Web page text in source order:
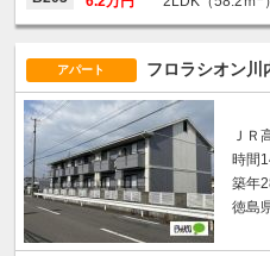
アパート フロラシオン川
ＪＲ
時間
築年
徳島